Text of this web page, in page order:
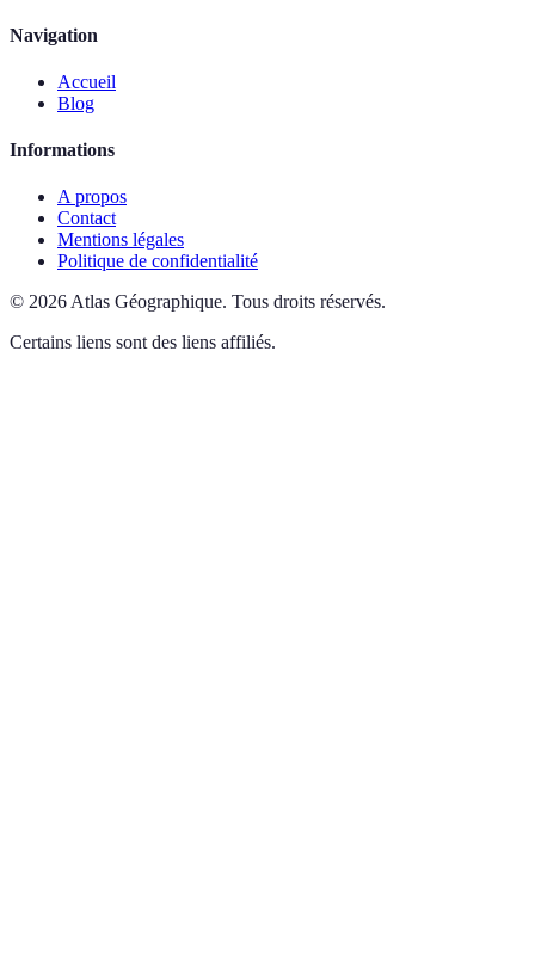
Navigation
Accueil
Blog
Informations
A propos
Contact
Mentions légales
Politique de confidentialité
© 2026Atlas Géographique. Tous droits réservés.
Certains liens sont des liens affiliés.